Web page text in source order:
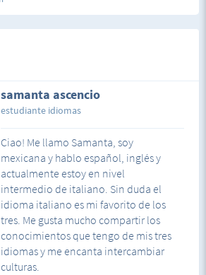
samanta ascencio
estudiante idiomas
Ciao! Me llamo Samanta, soy
mexicana y hablo español, inglés y
actualmente estoy en nivel
intermedio de italiano. Sin duda el
idioma italiano es mi favorito de los
tres. Me gusta mucho compartir los
conocimientos que tengo de mis tres
idiomas y me encanta intercambiar
culturas.